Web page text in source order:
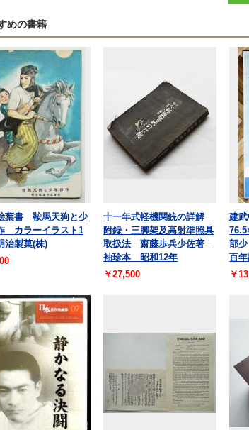
めの書籍
葉書 鞍馬天狗と少
カラーイラスト1
製菓(株)
十一年式軽機関銃の詳解
附録・三脚架及高射準照具
取扱法 齋藤歩兵少佐著
袖珍本 昭和12年
￥27,500
建
部
百
￥